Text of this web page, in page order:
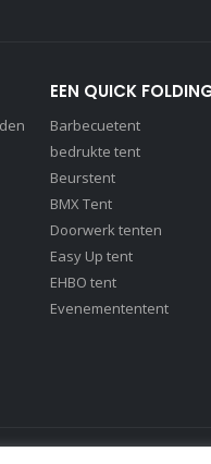
EEN QUICK
Barbecuetent
bedrukte tent
Beurstent
BMX Tent
Doorwerk tenten
Easy Up tent
EHBO tent
Evenemententent